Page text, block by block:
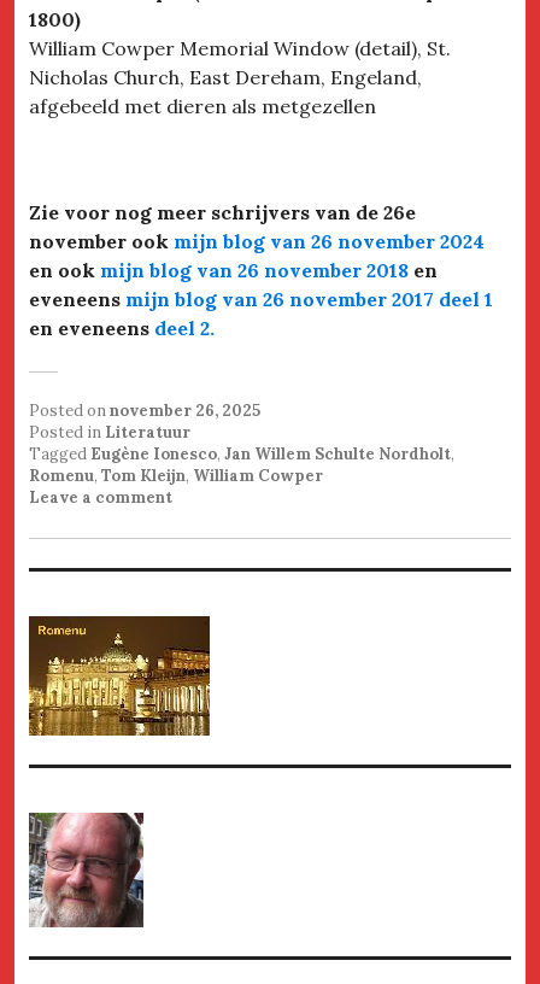
1800)
William Cowper Memorial Window (detail), St.
Nicholas Church, East Dereham, Engeland,
afgebeeld met dieren als metgezellen
Zie voor nog meer schrijvers van de 26e
november ook mijn blog van 26 november 2024
en ook mijn blog van 26 november 2018 en
eveneens mijn blog van 26 november 2017 deel 1
en eveneens deel 2.
Posted onnovember 26, 2025
Posted in Literatuur
Tagged Eugène Ionesco, Jan Willem Schulte Nordholt,
Romenu, Tom Kleijn, William Cowper
Leave a comment